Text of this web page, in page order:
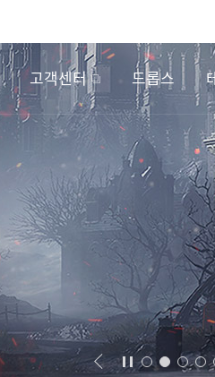
고객센터 드롭스